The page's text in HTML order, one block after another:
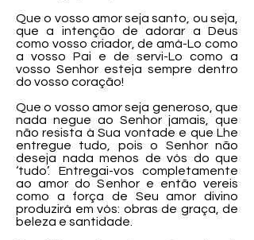
Que o vosso amor seja santo, ou seja,
que a intenção de adorar a Deus
como vosso criador, de amá-Lo como
a vosso Pai e de servi-Lo como a
vosso Senhor esteja sempre dentro
do vosso coração!
Que o vosso amor seja generoso, que
nada negue ao Senhor jamais, que
não resista à Sua vontade e que Lhe
entregue tudo, pois o Senhor não
deseja nada menos de vós do que
‘tudo’. Entregai-vos completamente
ao amor do Senhor e então vereis
como a força de Seu amor divino
produzirá em vós: obras de graça, de
beleza e santidade.